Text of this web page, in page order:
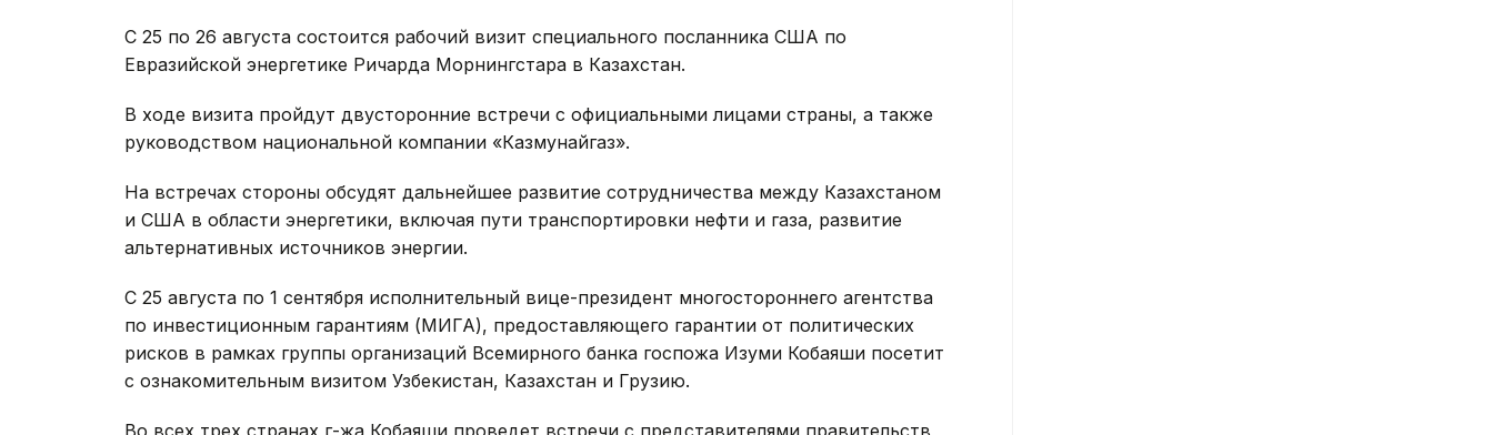
С 25 по 26 августа состоится рабочий визит специального посланника США по
Евразийской энергетике Ричарда Морнингстара в Казахстан.
В ходе визита пройдут двусторонние встречи с официальными лицами страны, а также
руководством национальной компании «Казмунайгаз».
На встречах стороны обсудят дальнейшее развитие сотрудничества между Казахстаном
и США в области энергетики, включая пути транспортировки нефти и газа, развитие
альтернативных источников энергии.
С 25 августа по 1 сентября исполнительный вице-президент многостороннего агентства
по инвестиционным гарантиям (МИГА), предоставляющего гарантии от политических
рисков в рамках группы организаций Всемирного банка госпожа Изуми Кобаяши посетит
с ознакомительным визитом Узбекистан, Казахстан и Грузию.